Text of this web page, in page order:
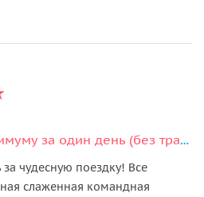
Нуса Пенида по-максимуму за один день (без трансфера из отеля)
чудесную поездку! Все
слаженная командная